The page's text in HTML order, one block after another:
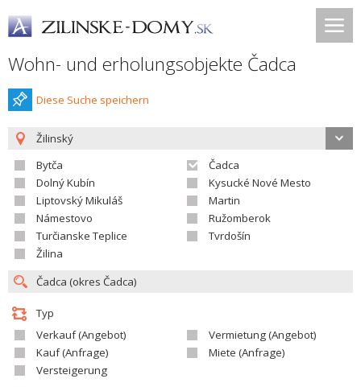
Wohn- und erholungsobjekte Čadca
Diese Suche speichern
Žilinský
Bytča
Čadca
Dolný Kubín
Kysucké Nové Mesto
Liptovský Mikuláš
Martin
Námestovo
Ružomberok
Turčianske Teplice
Tvrdošín
Žilina
Typ
Verkauf (Angebot)
Vermietung (Angebot)
Kauf (Anfrage)
Miete (Anfrage)
Versteigerung